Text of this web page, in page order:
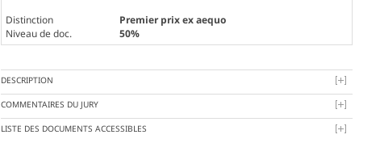
Distinction
Premier prix ex aequo
Niveau de doc.
50%
DESCRIPTION
COMMENTAIRES DU JURY
LISTE DES DOCUMENTS ACCESSIBLES